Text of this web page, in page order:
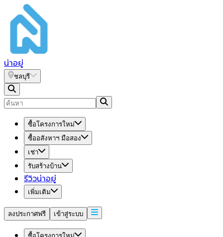
น่าอยู่
ชลบุรี
ซื้อโครงการใหม่
ซื้ออสังหาฯ มือสอง
เช่า
รับสร้างบ้าน
รีวิวน่าอยู่
เพิ่มเติม
ลงประกาศฟรี เข้าสู่ระบบ